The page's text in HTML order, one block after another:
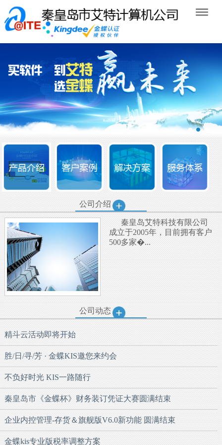
公司介绍
秦皇岛艾特科技有限公司
成立于2005年，目前拥有客户
500多家�...
公司动态
精斗云活动即将开始
胜/日/寻/芳 · 金蝶KIS邀您来约会
不负好时光 KIS一路随行
秦皇岛市《金蝶杯》财务装订凭证大赛圆满结束
企业内控管理-存货＆旗舰版V6.0新功能 圆满结束
金蝶kis专业版税率调整方案